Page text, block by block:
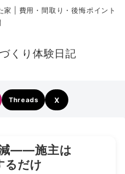
| 費用・間取り・後悔ポイント
くり体験日記
Threads X
——施主は
るだけ